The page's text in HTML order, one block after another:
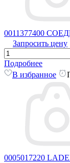
0011377400
Запросить цену
Подробнее
В избранное
0005017220